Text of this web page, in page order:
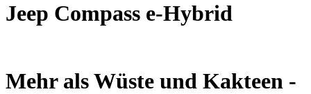
Jeep Compass e-Hybrid
Mehr als Wüste und Kakteen -